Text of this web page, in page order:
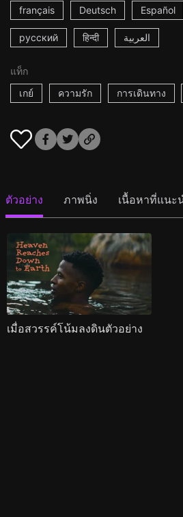
français Deutsch Español
русский हिन्दी العربية
แท็ก
เกย์
ความรัก การเดินทาง
ตัวอย่าง ภาพนิ่ง เนื้อหาที่แนะ
เมื่อสวรรค์โน้มลงดินตัวอย่าง